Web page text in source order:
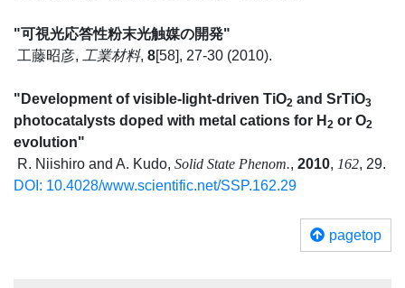
"可視光応答性粉末光触媒の開発"
工藤昭彦, 工業材料, 8[58], 27-30 (2010).
"Development of visible-light-driven TiO2 and SrTiO3
photocatalysts doped with metal cations for H 2 or O2
evolution"
R. Niishiro and A. Kudo, Solid State Phenom., 2010, 162, 29.
DOI: 10.4028/www.scientific.net/SSP.162.29
pagetop